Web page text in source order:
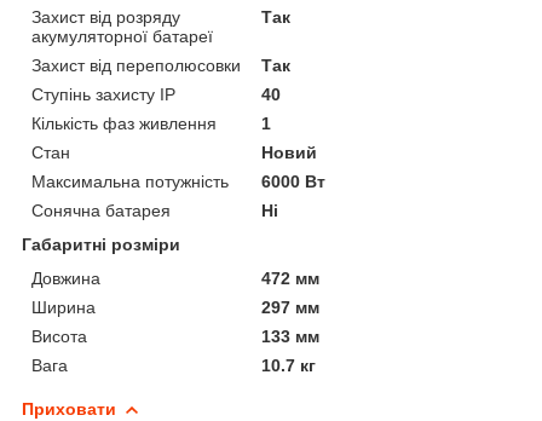
Захист від розряду
акумуляторної батареї
Так
Захист від переполюсовки
Так
Ступінь захисту IP
40
Кількість фаз живлення
1
Стан
Новий
Максимальна потужність
6000 Вт
Сонячна батарея
Ні
Габаритні розміри
Довжина
472 мм
Ширина
297 мм
Висота
133 мм
Вага
10.7 кг
Приховати